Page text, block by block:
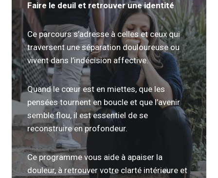
Faire le deuil et retrouver une identité
Ce parcours s’adresse à celles et ceux qui
traversent une séparation douloureuse ou
vivent dans l’indécision affective.
Quand le cœur est en miettes, que les
pensées tournent en boucle et que l’avenir
semble flou, il est essentiel de se
reconstruire en profondeur.
Ce programme vous aide à apaiser la
douleur, à retrouver votre clarté intérieure et